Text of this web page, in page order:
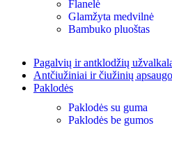
Flanelė
Glamžyta medvilnė
Bambuko pluoštas
Pagalvių ir antklodžių
Antčiužiniai ir čiužinių
Paklodės
Paklodės su guma
Paklodės be gumos